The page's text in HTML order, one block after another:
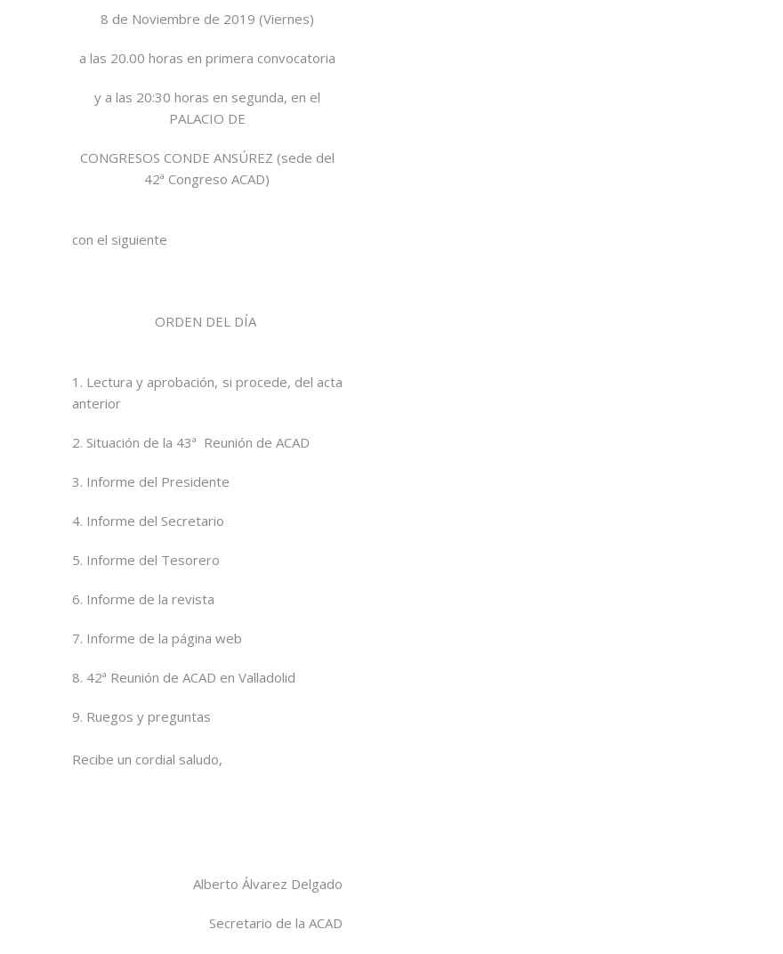
8 de Noviembre de 2019 (Viernes)
a las 20.00 horas en primera convocatoria
y a las 20:30 horas en segunda, en el
PALACIO DE
CONGRESOS CONDE ANSÚREZ (sede del
42ª Congreso ACAD)
con el siguiente
ORDEN DEL DÍA
1. Lectura y aprobación, si procede, del acta
anterior
2. Situación de la 43ª Reunión de ACAD
3. Informe del Presidente
4. Informe del Secretario
5. Informe del Tesorero
6. Informe de la revista
7. Informe de la página web
8. 42ª Reunión de ACAD en Valladolid
9. Ruegos y preguntas
Recibe un cordial saludo,
Alberto Álvarez Delgado
Secretario de la ACAD